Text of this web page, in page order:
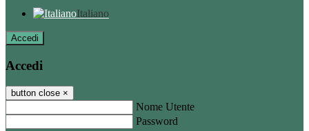
Italiano
Accedi
Accedi
button close ×
Nome Utente
Password